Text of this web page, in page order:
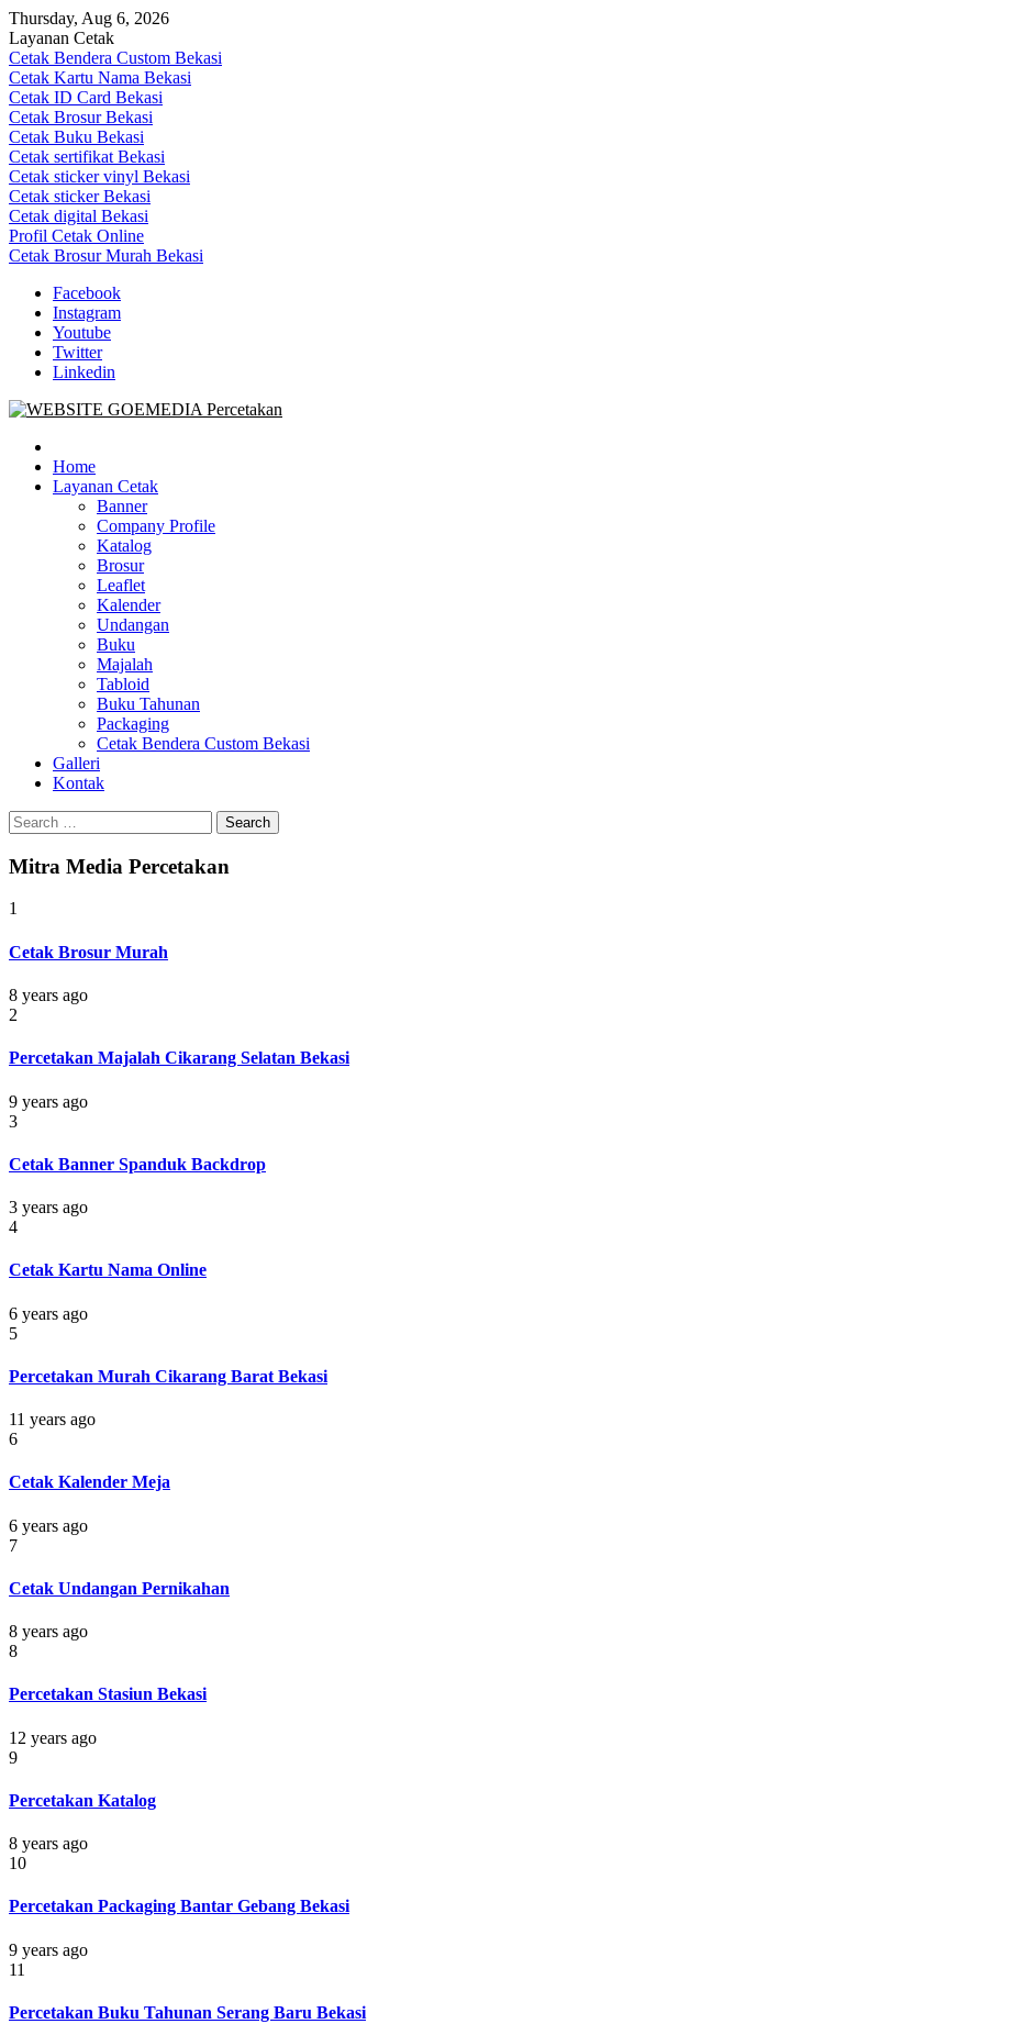
Skip
to
content
Thursday, Aug 6, 2026
Layanan Cetak
Cetak Bendera Custom Bekasi
Cetak Kartu Nama Bekasi
Cetak ID Card Bekasi
Cetak Brosur Bekasi
Cetak Buku Bekasi
Cetak sertifikat Bekasi
Cetak sticker vinyl Bekasi
Cetak sticker Bekasi
Cetak digital Bekasi
Profil Cetak Online
Cetak Brosur Murah Bekasi
Facebook
Instagram
Youtube
Twitter
Linkedin
Goe Media Percetakan | 0822-4439-5599 (Call/WA)
0822-4439-5599 (Call/WA) Percetakan jasa cetak banner buku yasin invoice kartu nama label map nota spanduk stiker undangan pernikahan
Home
Layanan Cetak
Banner
Company Profile
Katalog
Brosur
Leaflet
Kalender
Undangan
Buku
Majalah
Tabloid
Buku Tahunan
Packaging
Cetak Bendera Custom Bekasi
Galleri
Kontak
Search
for:
Mitra Media Percetakan
1
Cetak Brosur Murah
8 years ago
2
Percetakan Majalah Cikarang Selatan Bekasi
9 years ago
3
Cetak Banner Spanduk Backdrop
3 years ago
4
Cetak Kartu Nama Online
6 years ago
5
Percetakan Murah Cikarang Barat Bekasi
11 years ago
6
Cetak Kalender Meja
6 years ago
7
Cetak Undangan Pernikahan
8 years ago
8
Percetakan Stasiun Bekasi
12 years ago
9
Percetakan Katalog
8 years ago
10
Percetakan Packaging Bantar Gebang Bekasi
9 years ago
11
Percetakan Buku Tahunan Serang Baru Bekasi